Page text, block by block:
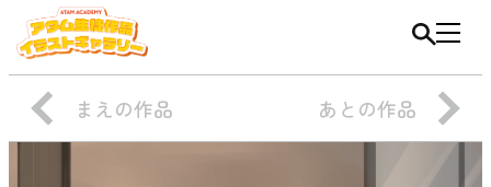
まえの作品 あとの作品